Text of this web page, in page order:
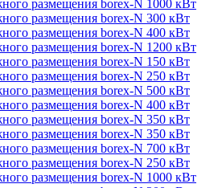
размещения borex-N 1000 кВт
размещения borex-N 300 кВт
размещения borex-N 400 кВт
размещения borex-N 1200 кВт
размещения borex-N 150 кВт
размещения borex-N 250 кВт
размещения borex-N 500 кВт
размещения borex-N 400 кВт
размещения borex-N 350 кВт
размещения borex-N 350 кВт
размещения borex-N 700 кВт
размещения borex-N 250 кВт
размещения borex-N 1000 кВт